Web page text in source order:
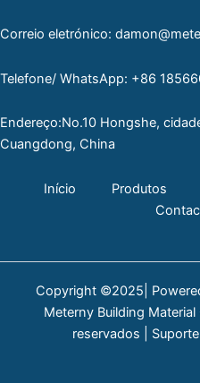
Correio eletrónico:
Telefone/ WhatsApp: +86
Endereço:No.10 Hongshe,
Cuangdong, China
Início Produtos
Copyright ©2025|
Meterny Building
reservados |